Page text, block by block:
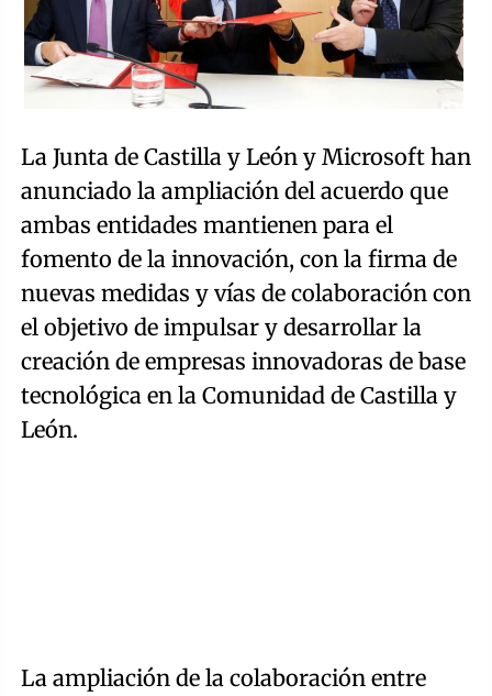
La Junta de Castilla y León y Microsoft han
anunciado la ampliación del acuerdo que
ambas entidades mantienen para el
fomento de la innovación, con la firma de
nuevas medidas y vías de colaboración con
el objetivo de impulsar y desarrollar la
creación de empresas innovadoras de base
tecnológica en la Comunidad de Castilla y
León.
La ampliación de la colaboración entre